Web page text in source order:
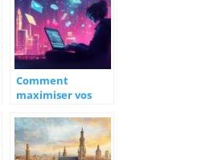
allocataire pour
accéder aux
prestations
familiales
Comment
maximiser vos
un agrégateur de
cashbacks et
codes promo